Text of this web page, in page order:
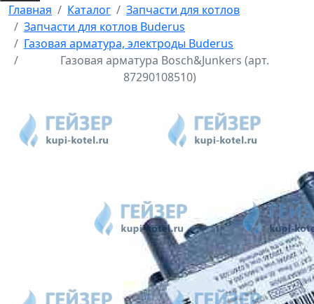
Главная Каталог
Запчасти для котлов
Запчасти для котлов Buderus
Газовая арматура, электроды Buderus
Газовая арматура Bosch&Junkers (арт.
87290108510)